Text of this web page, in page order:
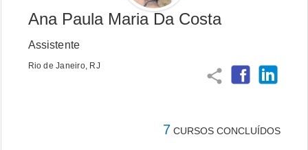
Ana Paula Maria Da Costa
Assistente
Rio de Janeiro, RJ
share
7 CURSOS CONCLUÍDOS